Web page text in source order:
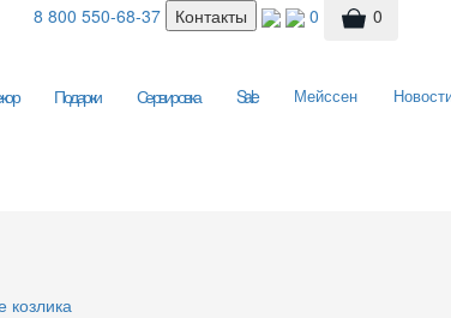
8 800 550-68-37 Контакты 0 0
Подарки Сервировка Sale Мейссен
козлика